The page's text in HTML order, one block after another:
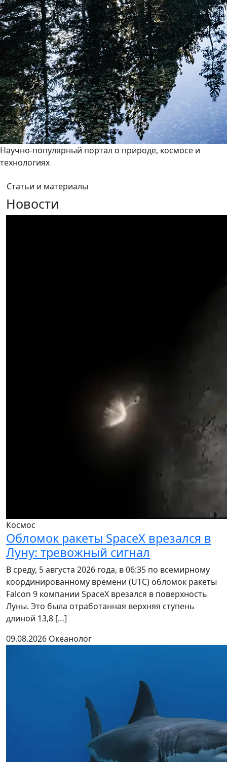
Научно-популярный портал о природе, космосе и
технологиях
Статьи и материалы
Новости
Космос
Обломок ракеты SpaceX врезался в
Луну: тревожный сигнал
В среду, 5 августа 2026 года, в 06:35 по всемирному
координированному времени (UTC) обломок ракеты
Falcon 9 компании SpaceX врезался в поверхность
Луны. Это была отработанная верхняя ступень
длиной 13,8 […]
09.08.2026 Океанолог